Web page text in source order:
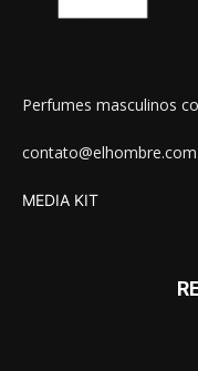
Perfumes masculinos
MEDIA KIT